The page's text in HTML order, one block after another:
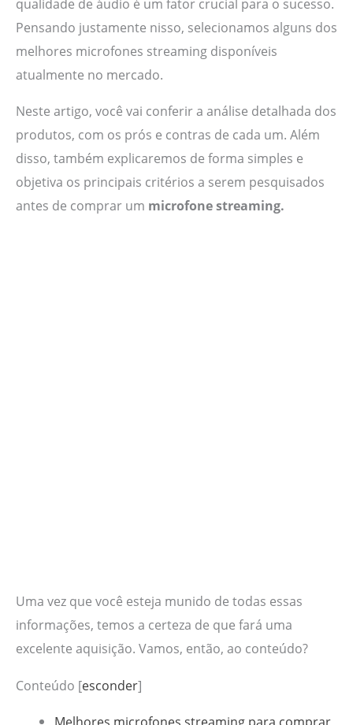
Pensando justamente nisso, selecionamos alguns dos
melhores microfones streaming disponíveis
atualmente no mercado.
Neste artigo, você vai conferir a análise detalhada dos
produtos, com os prós e contras de cada um. Além
disso, também explicaremos de forma simples e
objetiva os principais critérios a serem pesquisados
antes de comprar um microfone streaming.
Uma vez que você esteja munido de todas essas
informações, temos a certeza de que fará uma
excelente aquisição. Vamos, então, ao conteúdo?
Conteúdo [esconder]